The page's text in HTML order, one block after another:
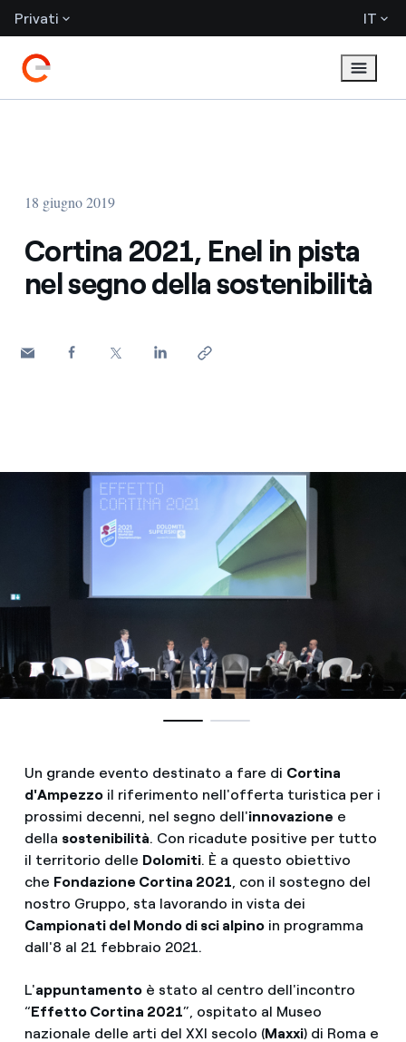
Privati IT
18 giugno 2019
Cortina 2021, Enel in pista
nel segno della sostenibilità
Un grande evento destinato a fare di Cortina
d'Ampezzoil riferimento nell'offerta turistica per i
prossimi decenni, nel segno dell'innovazione e
della sostenibilità. Con ricadute positive per tutto
il territorio delle Dolomiti. È a questo obiettivo
che Fondazione Cortina 2021, con il sostegno del
nostro Gruppo, sta lavorando in vista dei
Campionati del Mondo di sci alpinoin programma
dall'8 al 21 febbraio 2021.
L'appuntamentoè stato al centro dell'incontro
“Effetto Cortina 2021”, ospitato al Museo
nazionale delle arti del XXI secolo (Maxxi) di Roma e